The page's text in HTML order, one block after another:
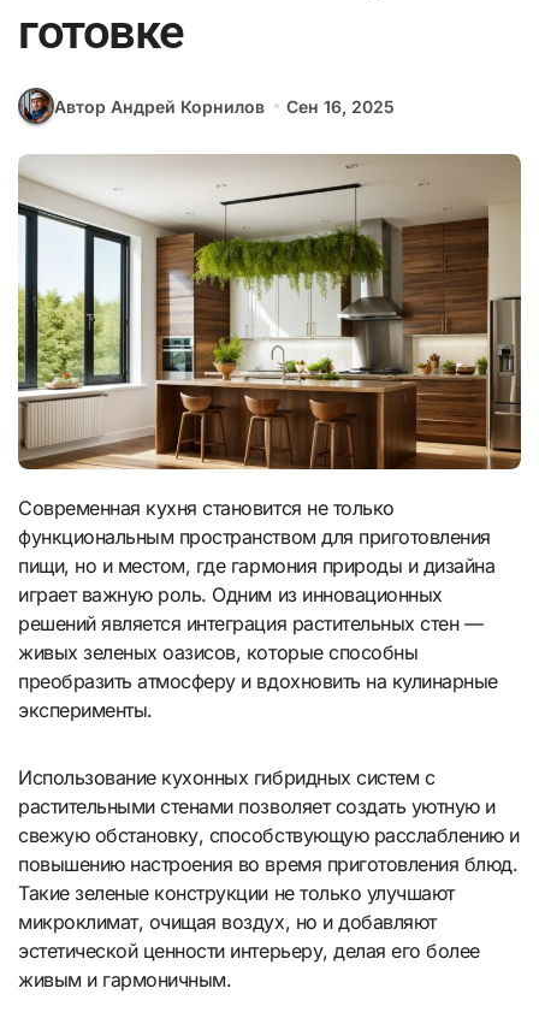
готовке
Автор Андрей Корнилов Сен 16, 2025
Современная кухня становится не только
функциональным пространством для приготовления
пищи, но и местом, где гармония природы и дизайна
играет важную роль. Одним из инновационных
решений является интеграция растительных стен —
живых зеленых оазисов, которые способны
преобразить атмосферу и вдохновить на кулинарные
эксперименты.
Использование кухонных гибридных систем с
растительными стенами позволяет создать уютную и
свежую обстановку, способствующую расслаблению и
повышению настроения во время приготовления блюд.
Такие зеленые конструкции не только улучшают
микроклимат, очищая воздух, но и добавляют
эстетической ценности интерьеру, делая его более
живым и гармоничным.